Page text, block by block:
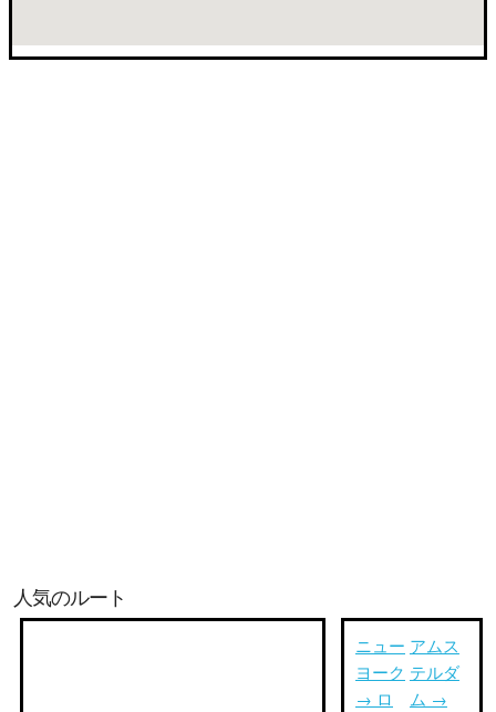
人気のルート
ニュー
ヨーク
→ ロ
アムス
テルダ
ム →